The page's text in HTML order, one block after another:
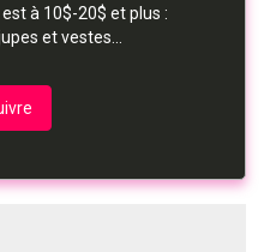
à 10$-20$ et plus :
et vestes...